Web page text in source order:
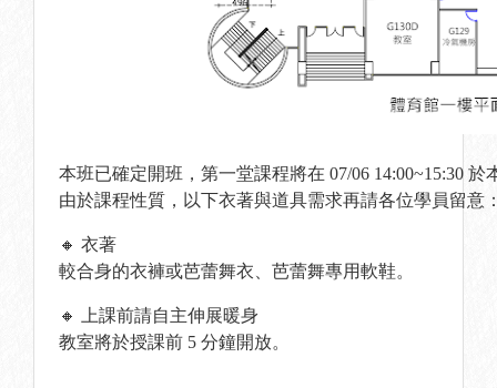
本班已確定開班，第一堂課程將在 07/06 14:00~15:30
由於課程性質，以下衣著與道具需求再請各位學員留意
🔸 衣著
較合身的衣褲或芭蕾舞衣、芭蕾舞專用軟鞋。
🔸 上課前請自主伸展暖身
教室將於授課前 5 分鐘開放。